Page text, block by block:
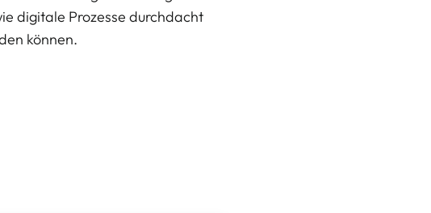
digitale Prozesse durchdacht
können.